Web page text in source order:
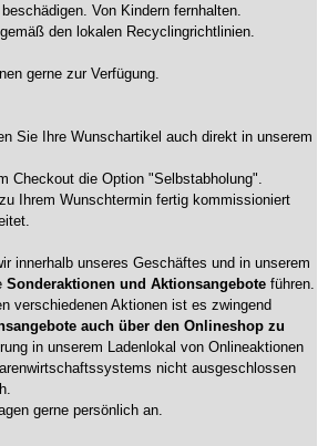
Von Kindern fernhalten.
den lokalen Recyclingrichtlinien.
gerne zur Verfügung.
Sie Ihre Wunschartikel auch direkt in unserem
Checkout die Option "Selbstabholung".
Ihrem Wunschtermin fertig kommissioniert
innerhalb unseres Geschäftes und in unserem
Sonderaktionen und Aktionsangebote führen.
verschiedenen Aktionen ist es zwingend
auch über den Onlineshop zu
in unserem Ladenlokal von Onlineaktionen
nicht ausgeschlossen
gerne persönlich an.